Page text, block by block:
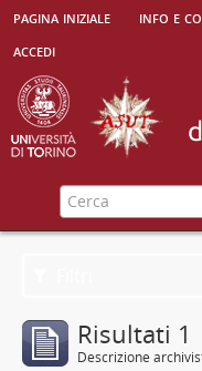
pagina iniziale info e
accedi
Risultati 1
Descrizione